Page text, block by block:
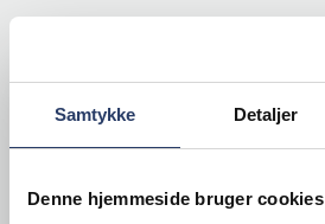
Samtykke Detaljer
Denne hjemmeside bruger cookies
Tilbud